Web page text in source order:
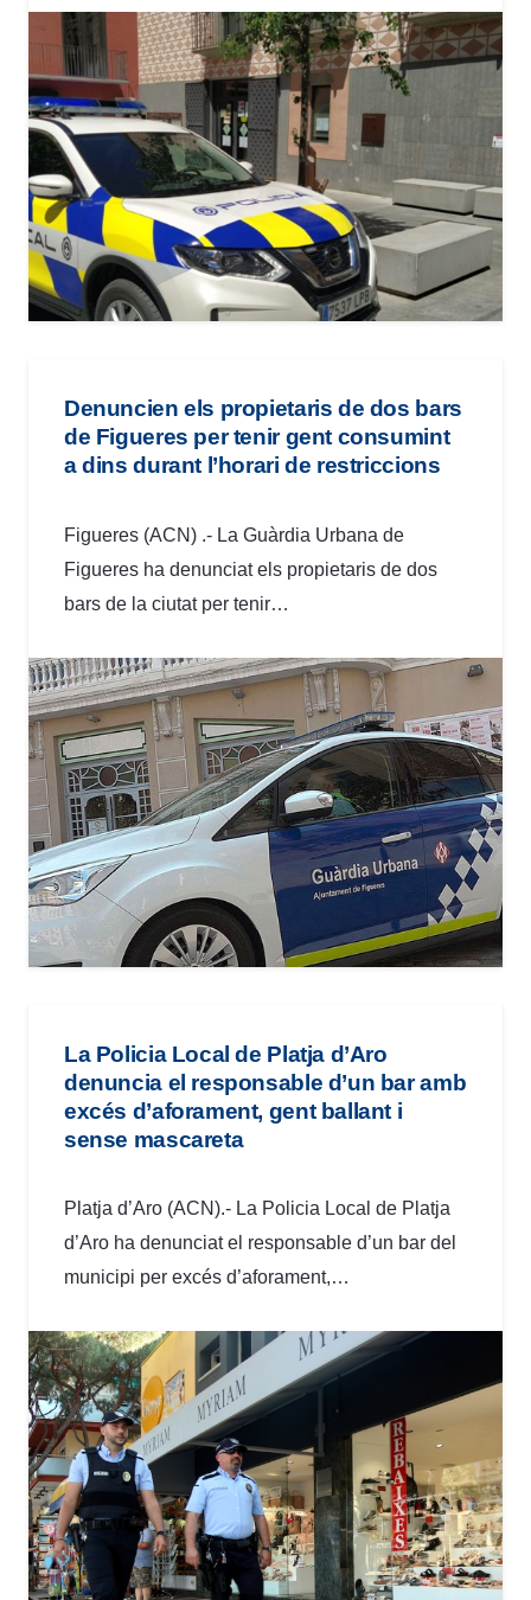
Denuncien els propietaris de dos bars
de Figueres per tenir gent consumint
a dins durant l’horari de restriccions
Figueres (ACN) .- La Guàrdia Urbana de
Figueres ha denunciat els propietaris de dos
bars de la ciutat per tenir…
La Policia Local de Platja d’Aro
denuncia el responsable d’un bar amb
excés d’aforament, gent ballant i
sense mascareta
Platja d’Aro (ACN).- La Policia Local de Platja
d’Aro ha denunciat el responsable d’un bar del
municipi per excés d’aforament,…